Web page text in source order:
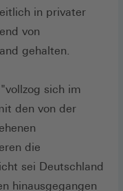
in privater
von
gehalten.
sich im
den von der
die
sei Deutschland
hinausgegangen